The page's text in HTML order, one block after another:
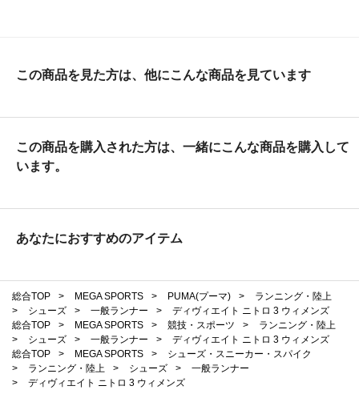
この商品を見た方は、他にこんな商品を見ています
この商品を購入された方は、一緒にこんな商品を購入して
います。
あなたにおすすめのアイテム
総合TOP > MEGA SPORTS > PUMA(プーマ) >
ランニング・陸上
>
シューズ > 一般ランナー >
ディヴィエイト ニトロ 3 ウィメンズ
総合TOP
> MEGA SPORTS > 競技・スポーツ >
ランニング・陸上
>
シューズ > 一般ランナー >
ディヴィエイト ニトロ 3 ウィメンズ
総合TOP
> MEGA SPORTS >
シューズ・スニーカー・スパイク
>
ランニング・陸上 > シューズ >
一般ランナー
>
ディヴィエイト ニトロ 3 ウィメンズ